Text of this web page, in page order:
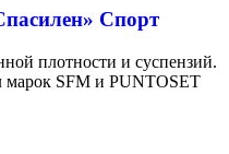
Спорт
плотности и суспензий.
SFM и PUNTOSET